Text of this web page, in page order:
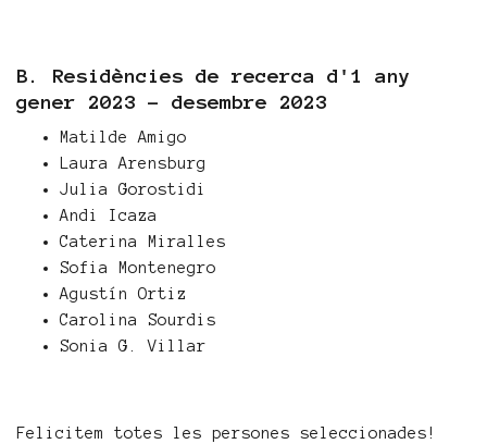
B. Residències de recerca d'1 any
gener 2023 - desembre 2023
Matilde Amigo
Laura Arensburg
Julia Gorostidi
Andi Icaza
Caterina Miralles
Sofia Montenegro
Agustín Ortiz
Carolina Sourdis
Sonia G. Villar
Felicitem totes les persones seleccionades!